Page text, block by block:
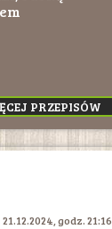
PRZEPISÓW
21.12.2024, godz. 21:16